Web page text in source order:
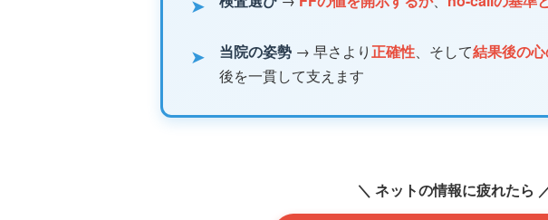
➤ 当院の姿勢 → 早さより 正確性 、そして結果後の
後を一貫して支えます
＼ ネットの情報に疲れたら